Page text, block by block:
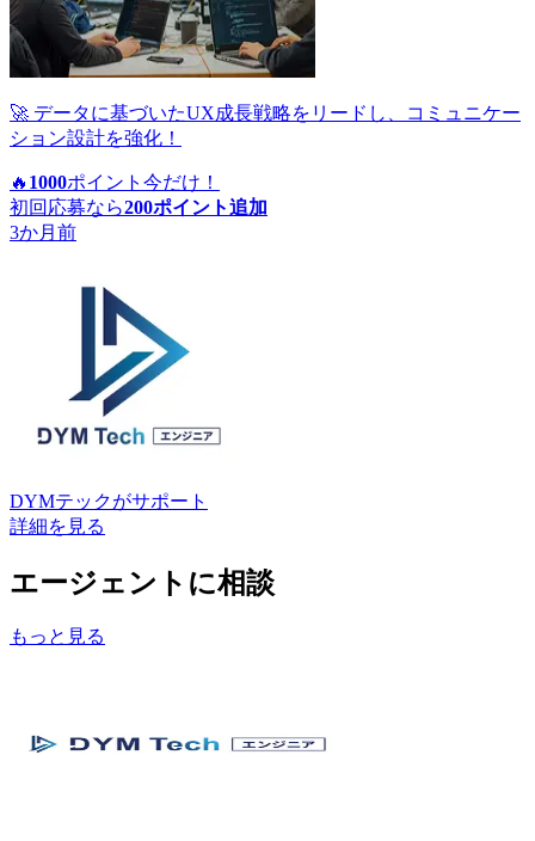
🚀 データに基づいたUX成長戦略をリードし、コミュニケー
ション設計を強化！
🔥 1000ポイント 今だけ！
初回応募なら200ポイント追加
3か月前
DYMテックがサポート
詳細を見る
エージェントに相談
もっと見る